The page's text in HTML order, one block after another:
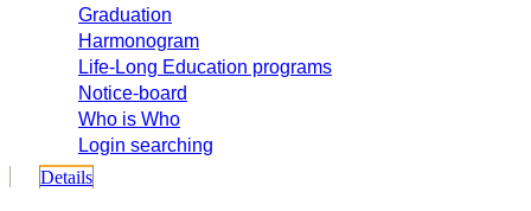
Graduation
Harmonogram
Life-Long Education programs
Notice-board
Who is Who
Login searching
Details